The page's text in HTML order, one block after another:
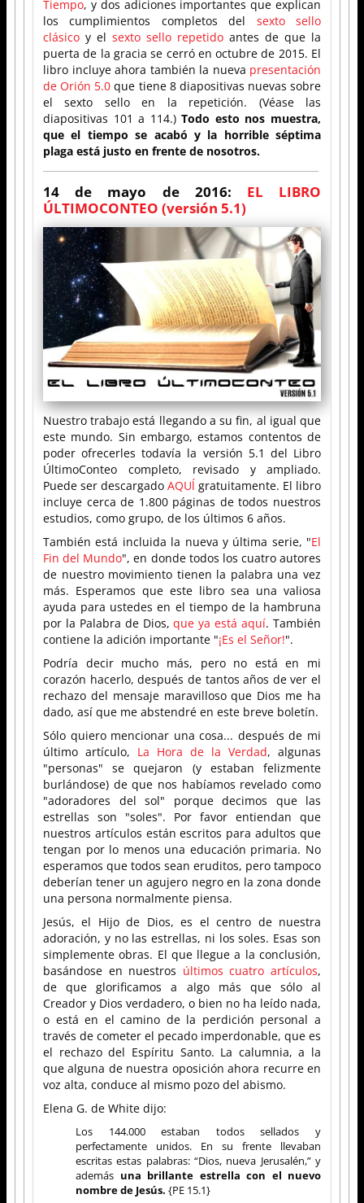
Tiempo, y dos adiciones importantes que explican
los cumplimientos completos del sexto sello
clásico y el sexto sello repetido antes de que la
puerta de la gracia se cerró en octubre de 2015. El
libro incluye ahora también la nueva presentación
de Orión 5.0 que tiene 8 diapositivas nuevas sobre
el sexto sello en la repetición. (Véase las
diapositivas 101 a 114.)Todo esto nos muestra,
que el tiempo se acabó y la horrible séptima
plaga está justo en frente de nosotros.
14 de mayo de 2016: EL LIBRO
ÚLTIMOCONTEO (versión 5.1)
Nuestro trabajo está llegando a su fin, al igual que
este mundo. Sin embargo, estamos contentos de
poder ofrecerles todavía la versión 5.1 del Libro
ÚltimoConteo completo, revisado y ampliado.
Puede ser descargado AQUĺ gratuitamente. El libro
incluye cerca de 1.800 páginas de todos nuestros
estudios, como grupo, de los últimos 6 años.
También está incluida la nueva y última serie, "El
Fin del Mundo", en donde todos los cuatro autores
de nuestro movimiento tienen la palabra una vez
más. Esperamos que este libro sea una valiosa
ayuda para ustedes en el tiempo de la hambruna
por la Palabra de Dios,que ya está aquí. También
contiene la adición importante "¡Es el Señor!".
Podría decir mucho más, pero no está en mi
corazón hacerlo, después de tantos años de ver el
rechazo del mensaje maravilloso que Dios me ha
dado, así que me abstendré en este breve boletín.
Sólo quiero mencionar una cosa... después de mi
último artículo, La Hora de la Verdad, algunas
"personas" se quejaron (y estaban felizmente
burlándose) de que nos habíamos revelado como
"adoradores del sol" porque decimos que las
estrellas son "soles". Por favor entiendan que
nuestros artículos están escritos para adultos que
tengan por lo menos una educación primaria. No
esperamos que todos sean eruditos, pero tampoco
deberían tener un agujero negro en la zona donde
una persona normalmente piensa.
Jesús, el Hijo de Dios, es el centro de nuestra
adoración, y no las estrellas, ni los soles. Esas son
simplemente obras. El que llegue a la conclusión,
basándose en nuestros últimos cuatro artículos,
de que glorificamos a algo más que sólo al
Creador y Dios verdadero, o bien no ha leído nada,
o está en el camino de la perdición personal a
través de cometer el pecado imperdonable, que es
el rechazo del Espíritu Santo. La calumnia, a la
que alguna de nuestra oposición ahora recurre en
voz alta, conduce al mismo pozo del abismo.
Elena G. de White dijo:
Los 144.000 estaban todos sellados y
perfectamente unidos. En su frente llevaban
escritas estas palabras: “Dios, nueva Jerusalén,” y
además una brillante estrella con el nuevo
nombre de Jesús. {PE 15.1}